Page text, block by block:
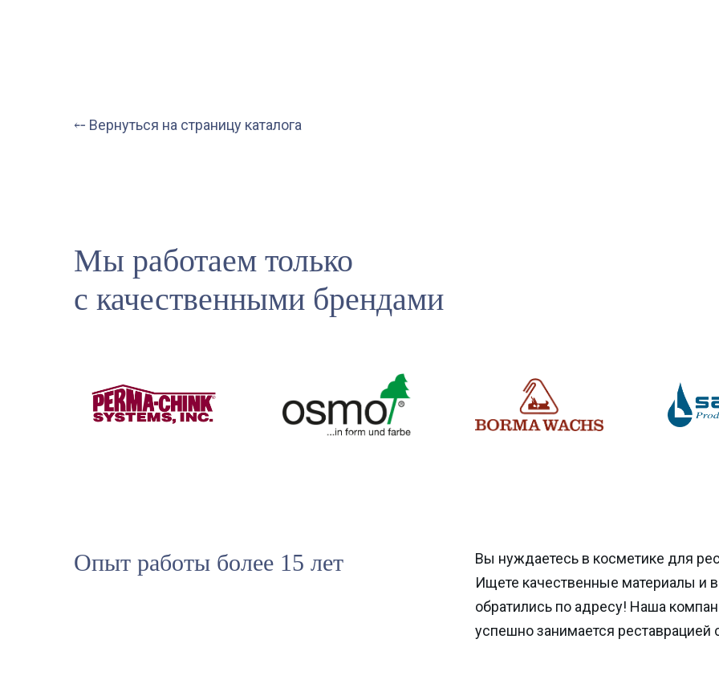
⤌ Вернуться на страницу каталога
Мы работаем только
с качественными брендами
Опыт работы более 15 лет
Вы нуждаетесь в косметике для
Ищете качественные материалы и
обратились по адресу! Наша
успешно занимается реставрацией